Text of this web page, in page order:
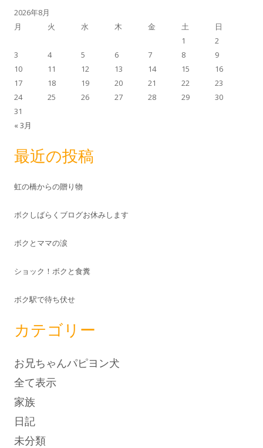
2026年8月
月
火 水 木 金 土 日
« 3月
1
2
3
4 5 6 7 8
9
10
11 12 13 14 15
16
17
18 19 20 21 22
23
24
25 26 27 28 29
30
31
最近の投稿
虹の橋からの贈り物
ボクしばらくブログお休みします
ボクとママの涙
ショック！ボクと食糞
ボク駅で待ち伏せ
カテゴリー
お兄ちゃんパピヨン犬
全て表示
家族
日記
未分類